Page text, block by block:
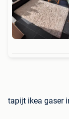
tapijt ikea gaser